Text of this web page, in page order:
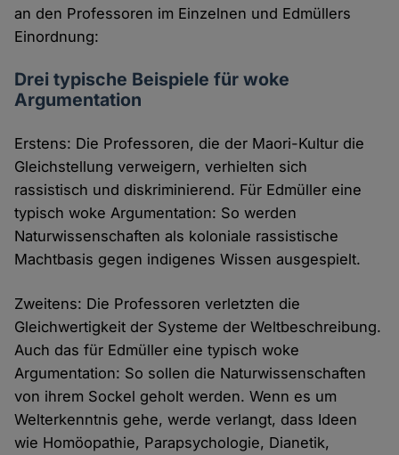
an den Professoren im Einzelnen und Edmüllers
Einordnung:
Drei typische Beispiele für woke
Argumentation
Erstens: Die Professoren, die der Maori-Kultur die
Gleichstellung verweigern, verhielten sich
rassistisch und diskriminierend. Für Edmüller eine
typisch woke Argumentation: So werden
Naturwissenschaften als koloniale rassistische
Machtbasis gegen indigenes Wissen ausgespielt.
Zweitens: Die Professoren verletzten die
Gleichwertigkeit der Systeme der Weltbeschreibung.
Auch das für Edmüller eine typisch woke
Argumentation: So sollen die Naturwissenschaften
von ihrem Sockel geholt werden. Wenn es um
Welterkenntnis gehe, werde verlangt, dass Ideen
wie Homöopathie, Parapsychologie, Dianetik,